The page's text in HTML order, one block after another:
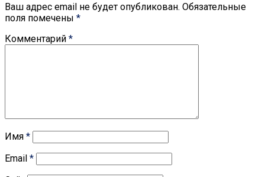
Ваш адрес email не будет опубликован. Обязательные
поля помечены *
Комментарий *
Имя *
Email *